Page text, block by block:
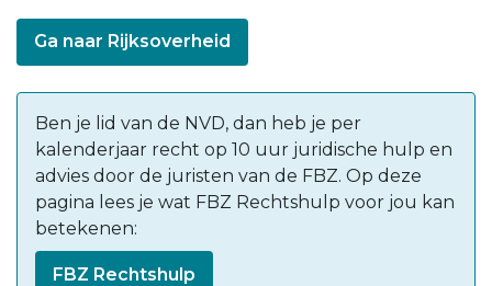
Ga naar Rijksoverheid
Ben je lid van de NVD, dan heb je per
kalenderjaar recht op 10 uur juridische hulp en
advies door de juristen van de FBZ. Op deze
pagina lees je wat FBZ Rechtshulp voor jou kan
betekenen:
FBZ Rechtshulp